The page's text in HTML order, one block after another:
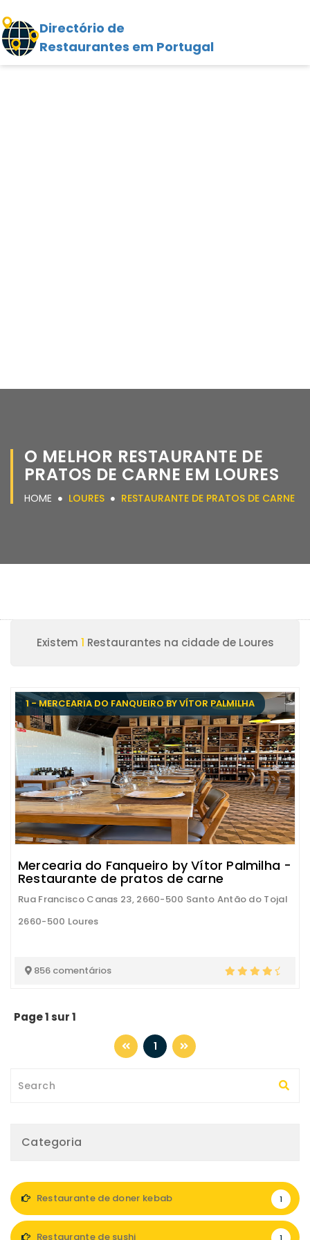
Directório de
Restaurantes em Portugal
O MELHOR RESTAURANTE DE
PRATOS DE CARNE EM LOURES
HOME LOURES RESTAURANTE DE PRATOS DE CARNE
Existem 1 Restaurantes na cidade de Loures
1 - MERCEARIA DO FANQUEIRO BY VÍTOR PALMILHA
Mercearia do Fanqueiro by Vítor Palmilha -
Restaurante de pratos de carne
Rua Francisco Canas 23, 2660-500 Santo Antão do Tojal
2660-500 Loures
856 comentários
Page 1 sur 1
1
Categoria
Restaurante de doner kebab 1
Restaurante de sushi